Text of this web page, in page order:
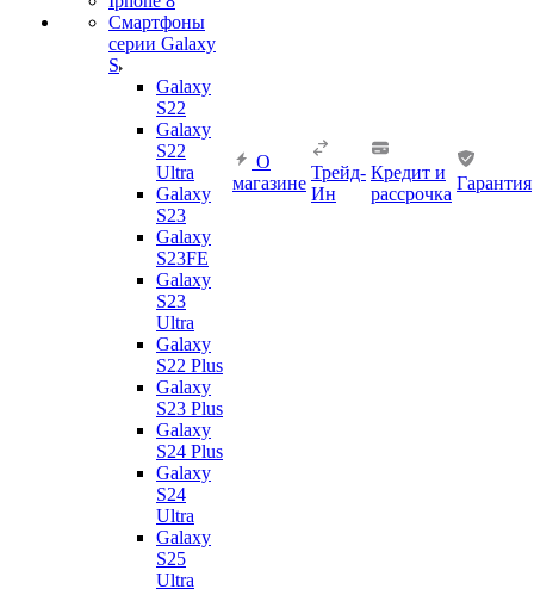
Смартфоны
серии Galaxy
S
Galaxy
S22
Galaxy
S22
Ultra
Galaxy
S23
Galaxy
S23FE
Galaxy
S23
Ultra
Galaxy
S22 Plus
Galaxy
S23 Plus
Galaxy
S24 Plus
Galaxy
S24
Ultra
Galaxy
S25
Ultra
О
магазине
Трейд-
Ин
Кредит и
рассрочка
Гарантия